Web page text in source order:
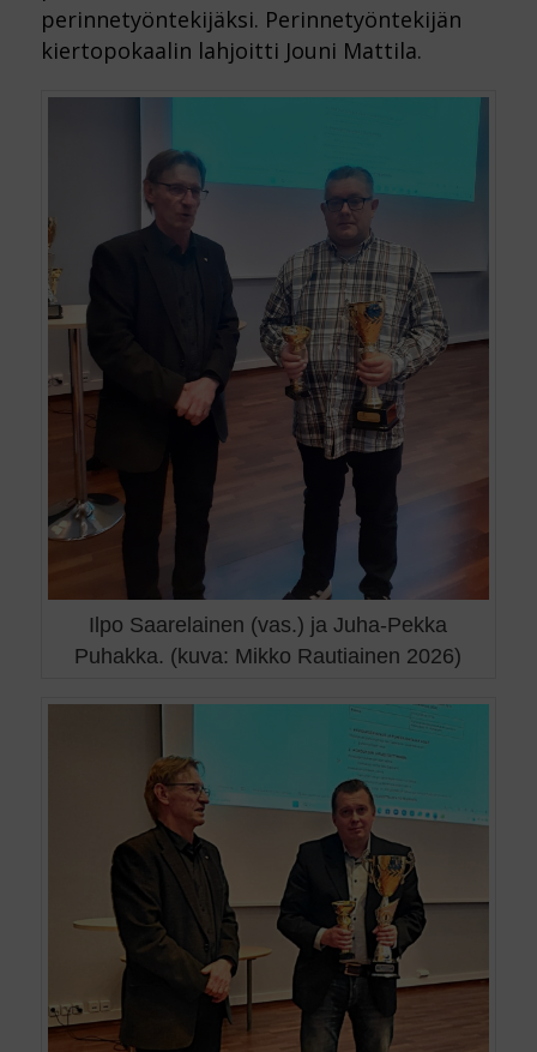
perinnetyöntekijäksi. Perinnetyöntekijän
kiertopokaalin lahjoitti Jouni Mattila.
Ilpo Saarelainen (vas.) ja Juha-Pekka
Puhakka. (kuva: Mikko Rautiainen 2026)